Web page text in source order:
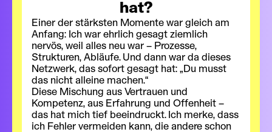
hat?
Einer der stärksten Momente war gleich am
Anfang: Ich war ehrlich gesagt ziemlich
nervös, weil alles neu war – Prozesse,
Strukturen, Abläufe. Und dann war da dieses
Netzwerk, das sofort gesagt hat: „Du musst
das nicht alleine machen.“
Diese Mischung aus Vertrauen und
Kompetenz, aus Erfahrung und Offenheit –
das hat mich tief beeindruckt. Ich merke, dass
ich Fehler vermeiden kann, die andere schon